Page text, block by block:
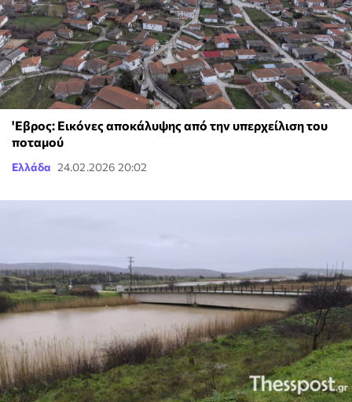
'Εβρος: Εικόνες αποκάλυψης από την υπερχείλιση του
ποταμού
Ελλάδα 24.02.2026 20:02